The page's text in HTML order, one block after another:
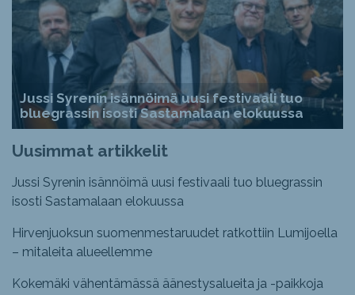
Jussi Syrenin isännöimä uusi festivaali tuo
bluegrassin isosti Sastamalaan elokuussa
Uusimmat artikkelit
Jussi Syrenin isännöimä uusi festivaali tuo bluegrassin
isosti Sastamalaan elokuussa
Hirvenjuoksun suomenmestaruudet ratkottiin Lumijoella
– mitaleita alueellemme
Kokemäki vähentämässä äänestysalueita ja -paikkoja